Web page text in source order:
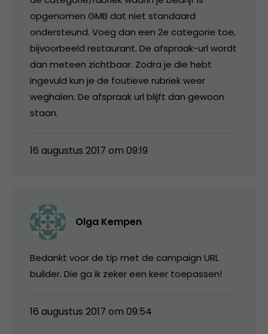
opgenomen GMB dat niet standaard
ondersteund. Voeg dan een 2e categorie toe,
bijvoorbeeld restaurant. De afspraak-url wordt
dan meteen zichtbaar. Zodra je die hebt
ingevuld kun je de foutieve rubriek weer
weghalen. De afspraak url blijft dan gewoon
staan.
16 augustus 2017 om 09:19
Olga Kempen
Bedankt voor de tip met de campaign URL
builder. Die ga ik zeker een keer toepassen!
16 augustus 2017 om 09:54